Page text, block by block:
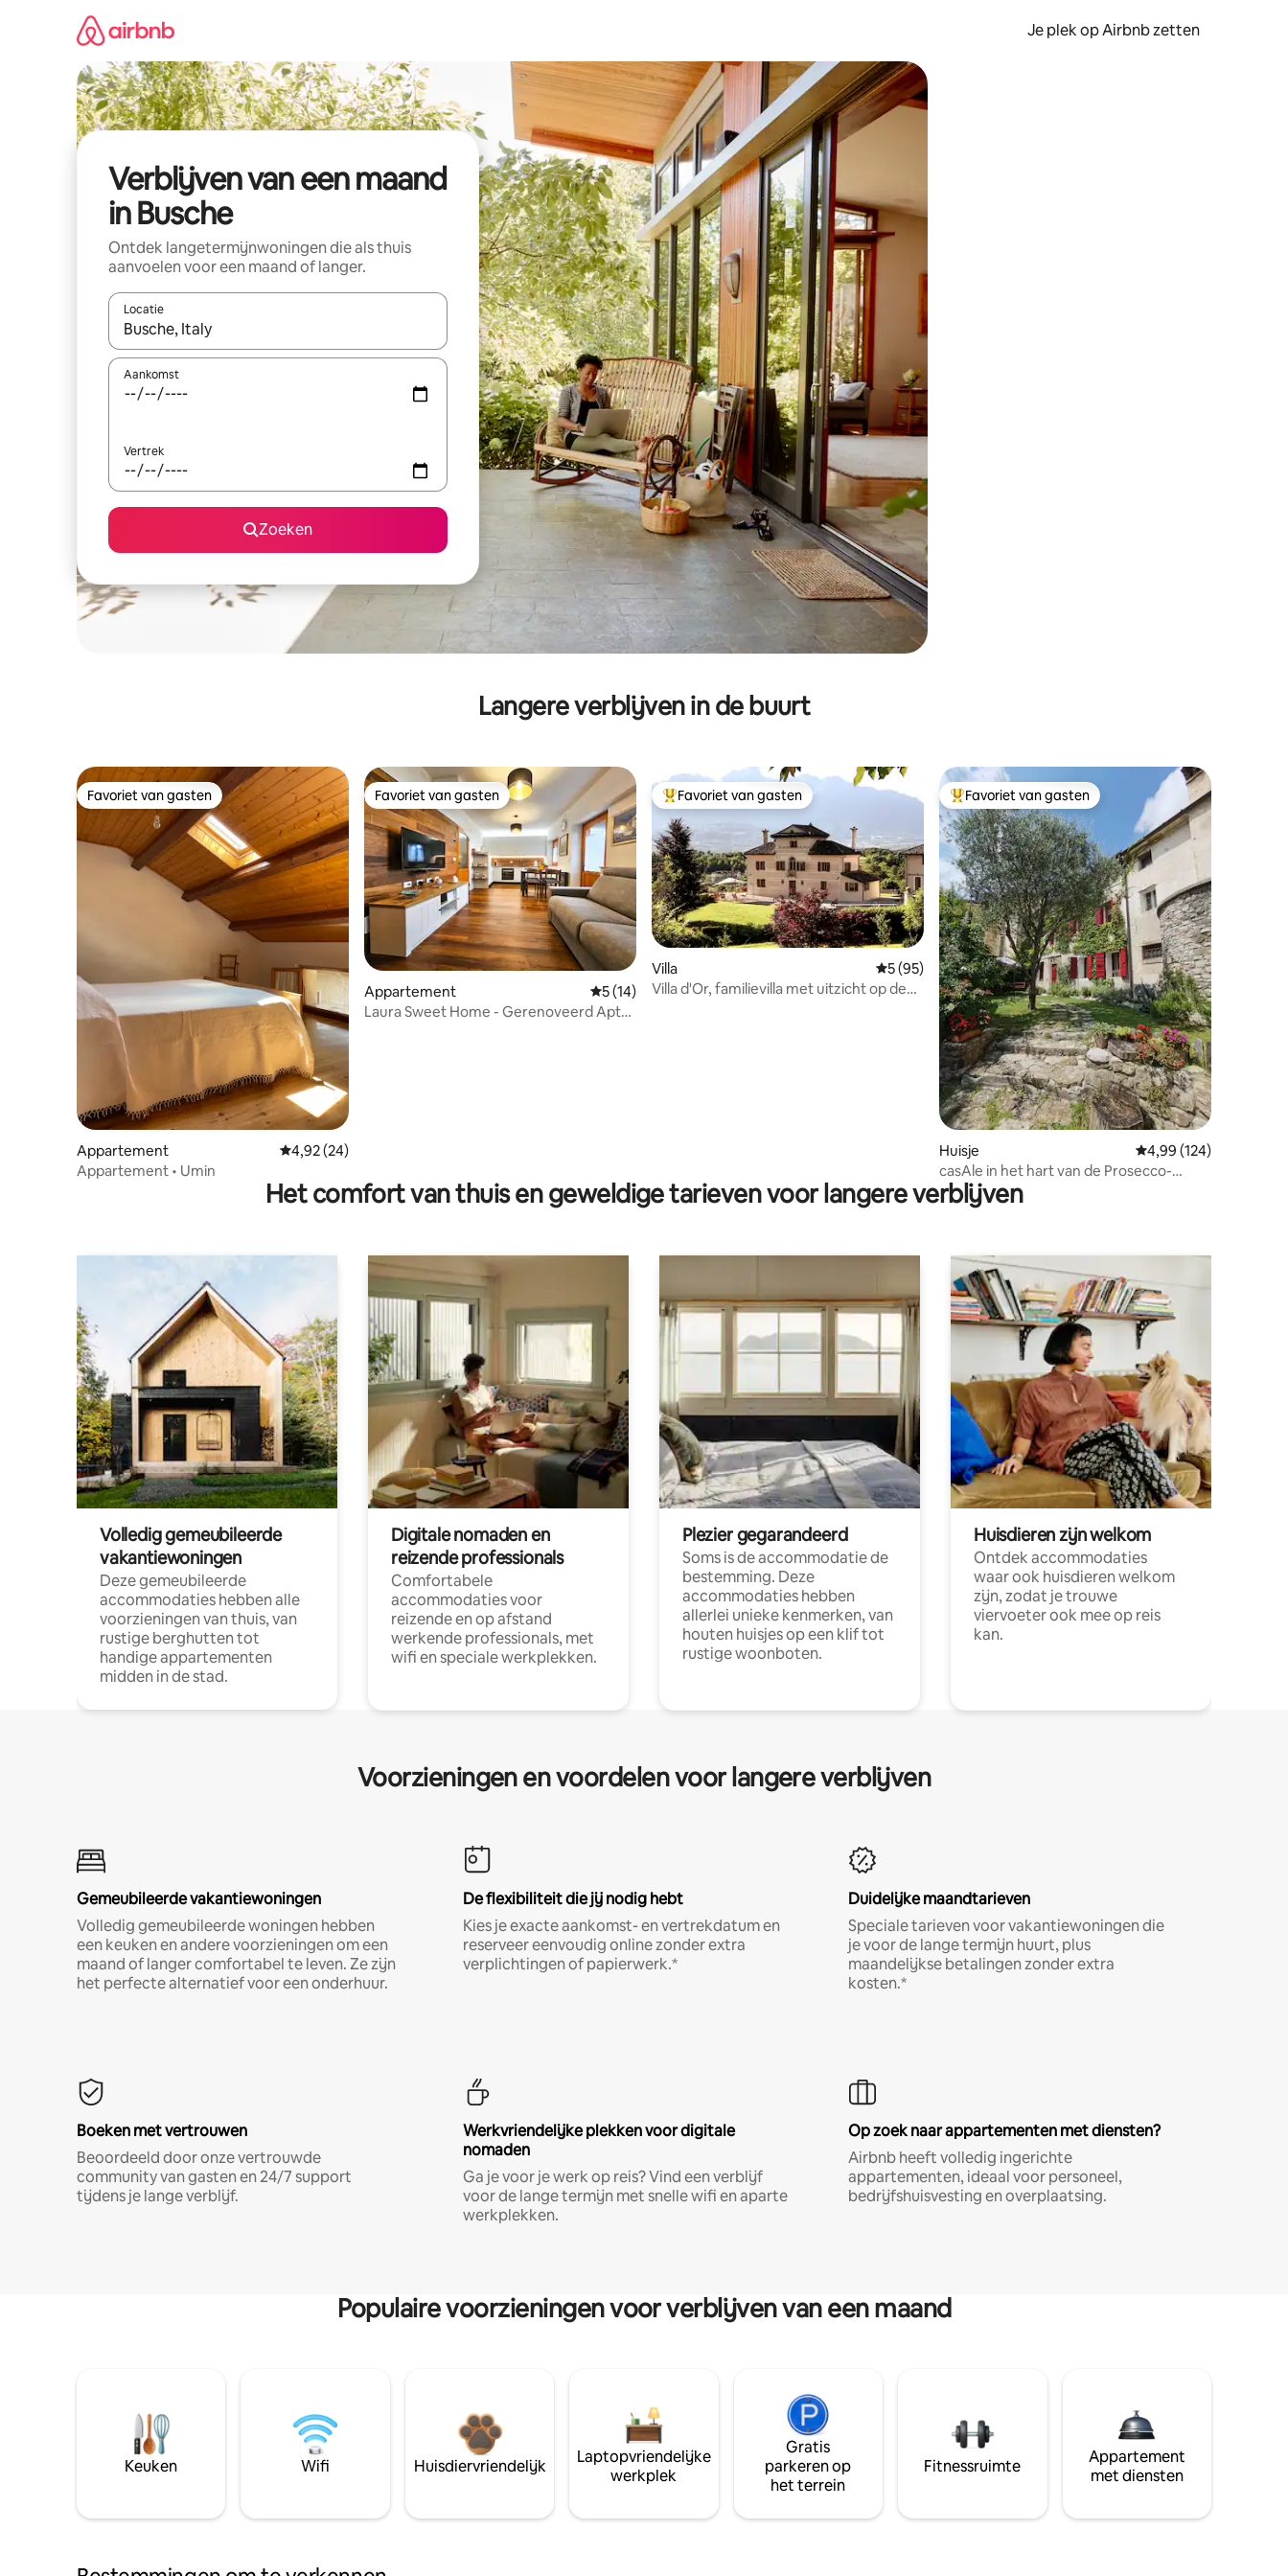
Je plek op Airbnb zetten
Verblijven van een maand
in Busche
Ontdek langetermijnwoningen die als thuis
aanvoelen voor een maand of langer.
Locatie
Wanneer er resultaten beschikbaar zijn, maak je een keuze met je de pijltjestoetsen omhoog en omlaag, óf door te tikken of swipen.
Aankomst
Vertrek
Zoeken
Langere verblijven in de buurt
Favoriet van gasten
Favoriet van gasten
Appartement Gemiddelde beoordeling van 4,92 op 5, 24 recensies
4,92 (24)
Appartement • Umin
Favoriet van gasten
Favoriet van gasten
Appartement Gemiddelde beoordeling van 5 op 5, 14 recensies
5 (14)
Laura Sweet Home - Gerenoveerd Apt
Topfavoriet van gasten
Favoriet van gasten
Villa Gemiddelde beoordeling van 5 op 5, 95 recensies
5 (95)
Villa d'Or, familievilla met uitzicht op de
Topfavoriet van gasten
Favoriet van gasten
Huisje Gemiddelde
4,99 (124)
casAle in het hart van de Prosecco-
heuvels
Het comfort van thuis en geweldige tarieven voor langere verblijven
Volledig gemeubileerde
vakantiewoningen
Deze gemeubileerde
accommodaties hebben alle
voorzieningen van thuis, van
rustige berghutten tot
handige appartementen
midden in de stad.
Digitale nomaden en
reizende professionals
Comfortabele
accommodaties voor
reizende en op afstand
werkende professionals, met
wifi en speciale werkplekken.
Plezier gegarandeerd
Soms is de accommodatie de
bestemming. Deze
accommodaties hebben
allerlei unieke kenmerken, van
houten huisjes op een klif tot
rustige woonboten.
Huisdieren zijn welkom
Ontdek accommodaties
waar ook huisdieren welkom
zijn, zodat je trouwe
viervoeter ook mee op reis
kan.
Voorzieningen en voordelen voor langere verblijven
Gemeubileerde vakantiewoningen
Volledig gemeubileerde woningen hebben
een keuken en andere voorzieningen om een
maand of langer comfortabel te leven. Ze zijn
het perfecte alternatief voor een onderhuur.
De flexibiliteit die jij nodig hebt
Kies je exacte aankomst- en vertrekdatum en
reserveer eenvoudig online zonder extra
verplichtingen of papierwerk.*
Duidelijke maandtarieven
Speciale tarieven voor vakantiewoningen die
je voor de lange termijn huurt, plus
maandelijkse betalingen zonder extra
kosten.*
Boeken met vertrouwen
Beoordeeld door onze vertrouwde
community van gasten en 24/7 support
tijdens je lange verblijf.
Werkvriendelijke plekken voor digitale
nomaden
Ga je voor je werk op reis? Vind een verblijf
voor de lange termijn met snelle wifi en aparte
werkplekken.
Op zoek naar appartementen met diensten?
Airbnb heeft volledig ingerichte
appartementen, ideaal voor personeel,
bedrijfshuisvesting en overplaatsing.
Populaire voorzieningen voor verblijven van een maand
Keuken Wifi Huisdiervriendelijk
Laptopvriendelijke
werkplek
Gratis
parkeren op
het terrein
Fitnessruimte
Appartement
met diensten